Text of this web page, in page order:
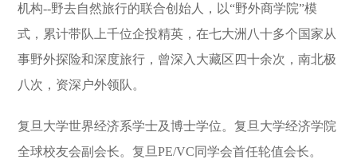
机构--野去自然旅行的联合创始人，以“野外商学院”模
式，累计带队上千位企投精英，在七大洲八十多个国家从
事野外探险和深度旅行，曾深入大藏区四十余次，南北极
八次，资深户外领队。
复旦大学世界经济系学士及博士学位。复旦大学经济学院
全球校友会副会长。复旦PE/VC同学会首任轮值会长。